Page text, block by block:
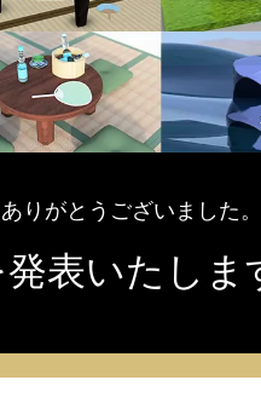
がとうございました。
表いたしま